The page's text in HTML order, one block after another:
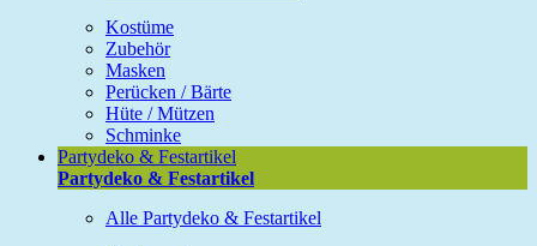
Kostüme
Zubehör
Masken
Perücken / Bärte
Hüte / Mützen
Schminke
Partydeko & Festartikel
Partydeko & Festartikel
Alle Partydeko & Festartikel